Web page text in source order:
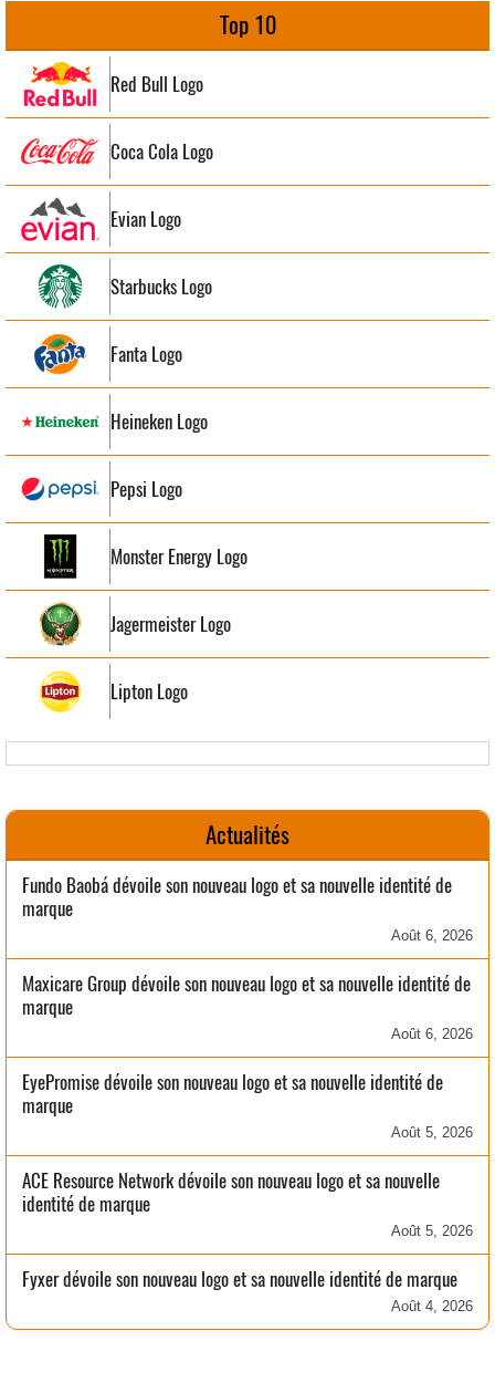
Top 10
Red Bull Logo
Coca Cola Logo
Evian Logo
Starbucks Logo
Fanta Logo
Heineken Logo
Pepsi Logo
Monster Energy Logo
Jagermeister Logo
Lipton Logo
Actualités
Fundo Baobá dévoile son nouveau logo et sa nouvelle identité de
marque
Août 6, 2026
Maxicare Group dévoile son nouveau logo et sa nouvelle identité de
marque
Août 6, 2026
EyePromise dévoile son nouveau logo et sa nouvelle identité de
marque
Août 5, 2026
ACE Resource Network dévoile son nouveau logo et sa nouvelle
identité de marque
Août 5, 2026
Fyxer dévoile son nouveau logo et sa nouvelle identité de marque
Août 4, 2026